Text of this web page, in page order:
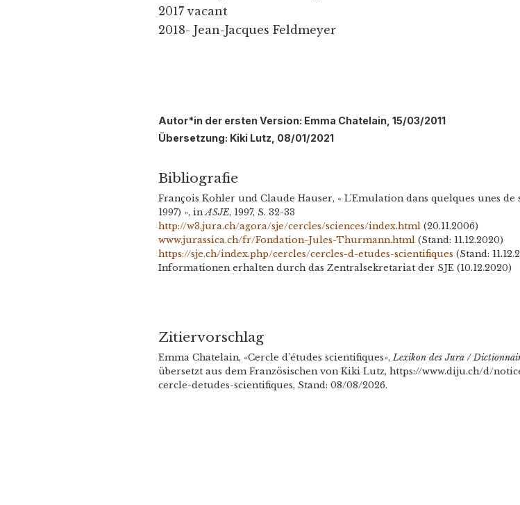
2017 vacant
2018- Jean-Jacques Feldmeyer
Autor*in der ersten Version: Emma Chatelain, 15/03/2011
Übersetzung: Kiki Lutz, 08/01/2021
Bibliografie
François Kohler und Claude Hauser, « L'Emulation dans quelques unes de
1997) », inASJE, 1997, S. 32-33
http://w3.jura.ch/agora/sje/cercles/sciences/index.html (20.11.2006)
www.jurassica.ch/fr/Fondation-Jules-Thurmann.html (Stand: 11.12.2020)
https://sje.ch/index.php/cercles/cercles-d-etudes-scientifiques (Stand:
Informationen erhalten durch das Zentralsekretariat der SJE (10.12.2020)
Zitiervorschlag
Emma Chatelain, «Cercle d’études scientifiques»,Lexikon des Jura /
übersetzt aus dem Französischen von Kiki Lutz, https://www.diju.ch/d/
cercle-detudes-scientifiques, Stand: 08/08/2026.